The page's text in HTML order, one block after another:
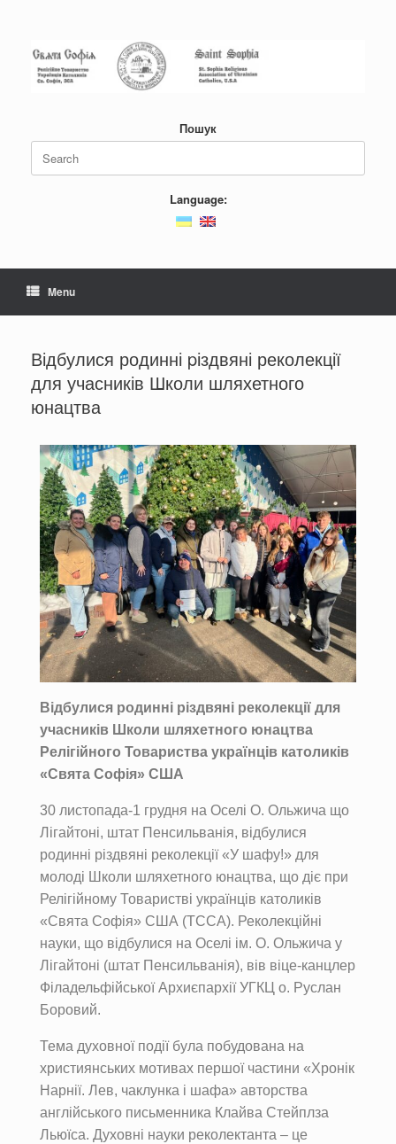
Пошук
Language:
Menu
Відбулися родинні pіздвяні реколекції
для учасників Школи шляхетного
юнацтва
Відбулися родинні pіздвяні реколекції для
учасників Школи шляхетного юнацтва
Релігійного Товариства українців католиків
«Свята Софія» США
30 листопада-1 грудня на Оселі О. Ольжича що
Лігайтоні, штат Пенсильванія, відбулися
родинні різдвяні реколекції «У шафу!» для
молоді Школи шляхетного юнацтва, що діє при
Релігійному Товаристві українців католиків
«Свята Софія» США (ТССА). Реколекційні
науки, що відбулися на Оселі ім. О. Ольжича у
Лігайтоні (штат Пенсильванія), вів віце-канцлер
Філадельфійської Архиєпархії УГКЦ о. Руслан
Боровий.
Тема духовної події була побудована на
християнських мотивах першої частини «Хронік
Нарнії. Лев, чаклунка і шафа» авторства
англійського письменника Клайва Стейплза
Льюїса. Духовні науки реколектанта – це